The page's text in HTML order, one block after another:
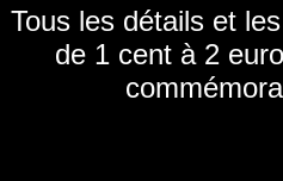
Tous les détails et
de 1 cent à 2